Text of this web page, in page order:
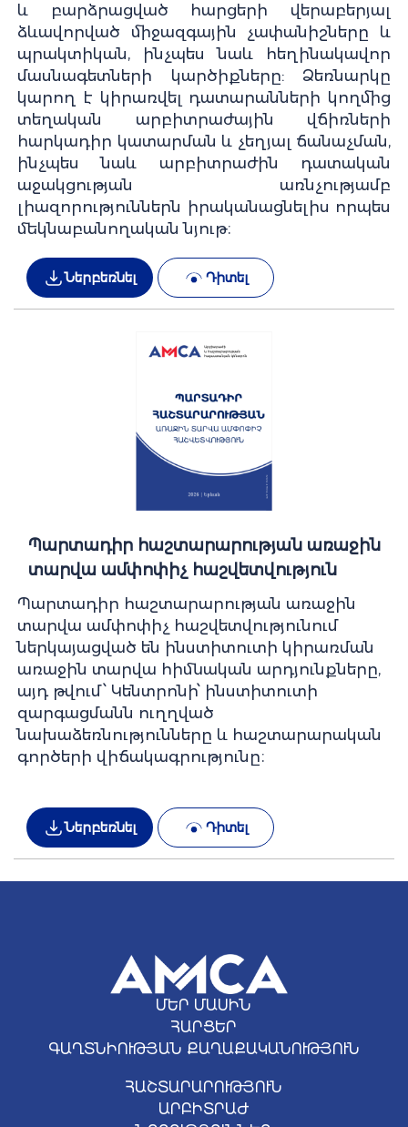
և բարձրացված հարցերի վերաբերյալ
ձևավորված միջազգային չափանիշները և
պրակտիկան, ինչպես նաև հեղինակավոր
մասնագետների կարծիքները: Ձեռնարկը
կարող է կիրառվել դատարանների կողմից
տեղական արբիտրաժային վճիռների
հարկադիր կատարման և չեղյալ ճանաչման,
ինչպես նաև արբիտրաժին դատական
աջակցության առնչությամբ
լիազորություններն իրականացնելիս որպես
մեկնաբանողական նյութ։
Ներբեռնել Դիտել
Պարտադիր հաշտարարության առաջին
տարվա ամփոփիչ հաշվետվություն
Պարտադիր հաշտարարության առաջին
տարվա ամփոփիչ հաշվետվությունում
ներկայացված են ինստիտուտի կիրառման
առաջին տարվա հիմնական արդյունքները,
այդ թվում՝ Կենտրոնի՝ ինստիտուտի
զարգացմանն ուղղված
նախաձեռնությունները և հաշտարարական
գործերի վիճակագրությունը։
Ներբեռնել Դիտել
ՄԵՐ ՄԱՍԻՆ
ՀԱՐՑԵՐ
ԳԱՂՏՆԻՈՒԹՅԱՆ ՔԱՂԱՔԱԿԱՆՈՒԹՅՈՒՆ
ՀԱՇՏԱՐԱՐՈՒԹՅՈՒՆ
ԱՐԲԻՏՐԱԺ